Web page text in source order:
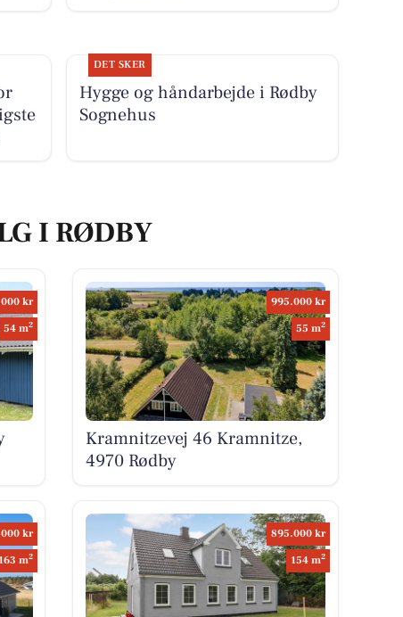
DET SKER
Hygge og håndarbejde i Rødby
Sognehus
I RØDBY
kr
54 m2
995.000 kr
55 m2
Kramnitzevej 46 Kramnitze,
4970 Rødby
kr
m2
895.000 kr
154 m2